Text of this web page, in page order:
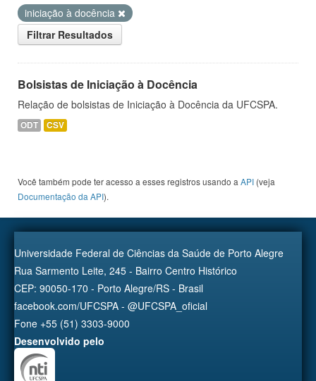
iniciação à docência
Filtrar Resultados
Bolsistas de Iniciação à Docência
Relação de bolsistas de Iniciação à Docência da UFCSPA.
ODT CSV
Você também pode ter acesso a esses registros usando a API (veja
Documentação da API).
Universidade Federal de Ciências da Saúde de Porto Alegre
Rua Sarmento Leite, 245 - Bairro Centro Histórico
CEP: 90050-170 - Porto Alegre/RS - Brasil
facebook.com/UFCSPA - @UFCSPA_oficial
Fone +55 (51) 3303-9000
Desenvolvido pelo